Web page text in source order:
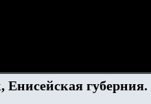
Енисейская